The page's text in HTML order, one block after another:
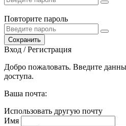
Повторите пароль
Сохранить
Вход / Регистрация
Добро пожаловать. Введите
доступа.
Ваша почта:
Использовать другую почту
Имя